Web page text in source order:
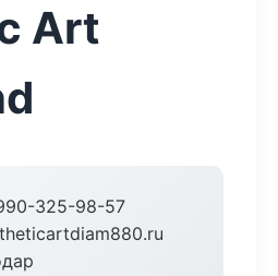
Art
325-98-57